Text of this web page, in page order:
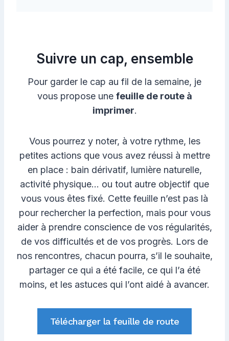
Suivre un cap, ensemble
Pour garder le cap au fil de la semaine, je
vous propose une feuille de route à
imprimer.
Vous pourrez y noter, à votre rythme, les
petites actions que vous avez réussi à mettre
en place : bain dérivatif, lumière naturelle,
activité physique… ou tout autre objectif que
vous vous êtes fixé. Cette feuille n’est pas là
pour rechercher la perfection, mais pour vous
aider à prendre conscience de vos régularités,
de vos difficultés et de vos progrès. Lors de
nos rencontres, chacun pourra, s’il le souhaite,
partager ce qui a été facile, ce qui l’a été
moins, et les astuces qui l’ont aidé à avancer.
Télécharger la feuille de route